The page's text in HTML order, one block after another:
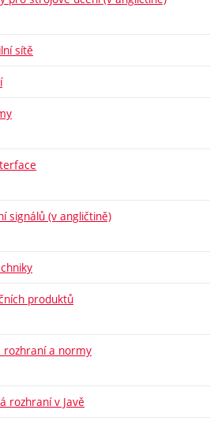
sítě
signálů (v angličtině)
produktů
rozhraní a normy
rozhraní v Javě